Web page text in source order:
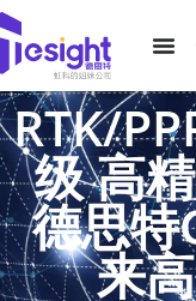
RTK/
级 高
德思特
来